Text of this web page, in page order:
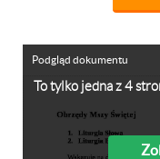
To tylko jedna z 4
Podgląd dokumentu